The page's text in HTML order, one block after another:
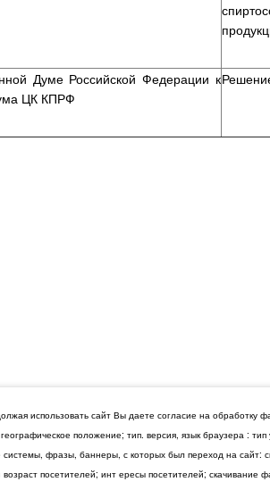
Думе Российской Федерации к
ЦК КПРФ
использовать сайт Вы даете согласие на обработку
положение; тип. версия, язык браузера :
системы, фразы, баннеры, с которых был переход на сайт:
посетителей; инт ересы посетителей; скачивание